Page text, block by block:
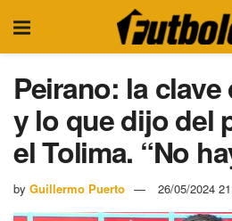
Peirano: la clave
y lo que dijo del
el Tolima. “No
by Guillermo Puerto 26/05/2024